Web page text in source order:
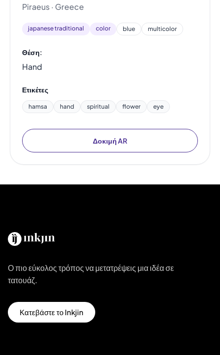
Piraeus · Greece
japanese traditional color blue multicolor
Θέση:
Hand
Ετικέτες
hamsa hand spiritual flower eye
Δοκιμή AR
Ο πιο εύκολος τρόπος να μετατρέψεις μια ιδέα σε
τατουάζ.
Κατεβάστε το Inkjin